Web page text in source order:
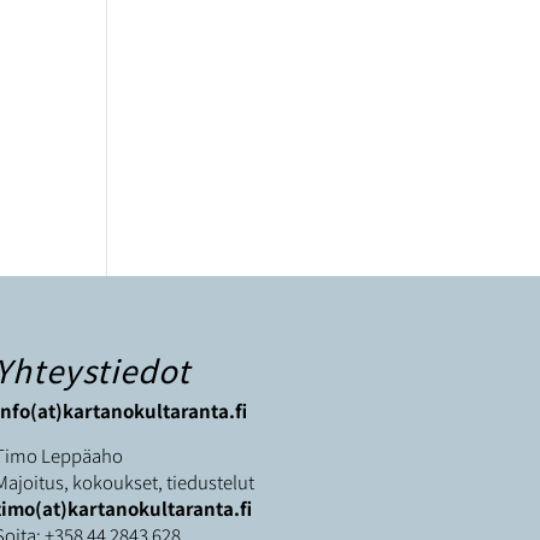
Yhteystiedot
Leppäaho
kokoukset, tiedustelut
+358 44 2843 628